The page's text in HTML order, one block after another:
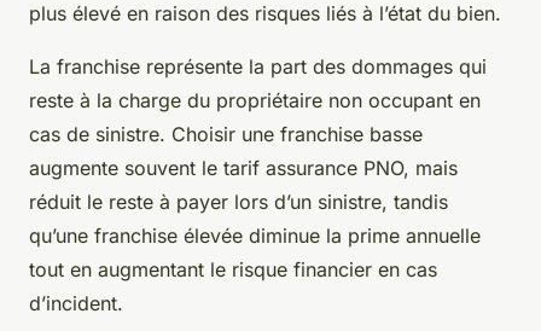
plus élevé en raison des risques liés à l’état du bien.
La franchise représente la part des dommages qui
reste à la charge du propriétaire non occupant en
cas de sinistre. Choisir une franchise basse
augmente souvent le tarif assurance PNO, mais
réduit le reste à payer lors d’un sinistre, tandis
qu’une franchise élevée diminue la prime annuelle
tout en augmentant le risque financier en cas
d’incident.